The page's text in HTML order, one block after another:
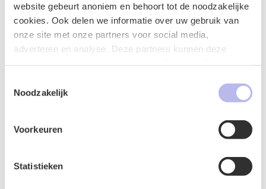
website gebeurt anoniem en behoort tot de noodzakelijke
cookies. Ook delen we informatie over uw gebruik van
onze site met onze partners voor social media,
adverteren en analyse. Deze partners kunnen deze
uw gebruik van hun services.
Noodzakelijk
Voorkeuren
Statistieken
Contact met Mika Veldhuis
Mika Veldhuis